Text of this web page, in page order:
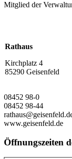
Mitglied der
Rathaus
Kirchplatz 4
85290 Geisenfeld
08452 98-0
08452 98-44
www.geisenfeld.de
Öffnungszeiten